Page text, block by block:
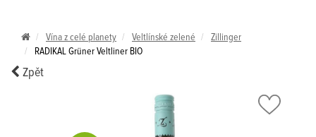
Vína z celé planety Veltlínské zelené
Zillinger
RADIKAL Grüner Veltliner BIO
Zpět